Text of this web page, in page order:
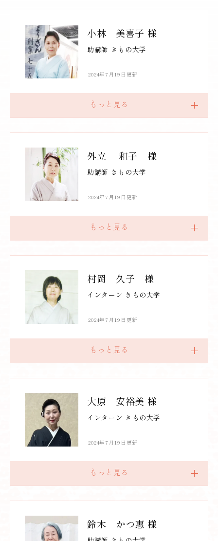
小林 美喜子 様
助講師 きもの大学
2024年7月19日更新
外立 和子 様
助講師 きもの大学
2024年7月19日更新
村岡 久子 様
インターン きもの大学
2024年7月19日更新
大原 安裕美 様
インターン きもの大学
2024年7月19日更新
鈴木 かつ惠 様